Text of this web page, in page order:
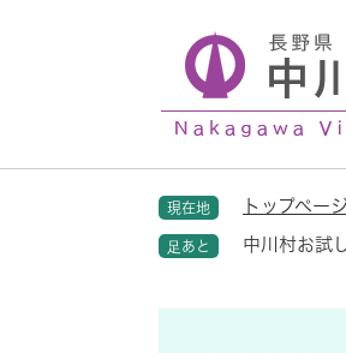
現在地 トップペー
足あと 中川村お試